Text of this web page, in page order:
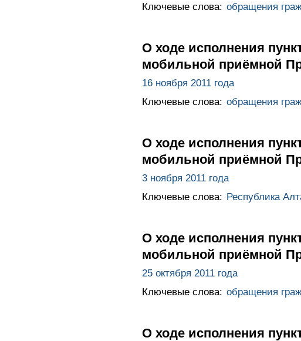
Ключевые слова: обращения
О ходе исполнения
мобильной приёмной
16 ноября 2011 года
Ключевые слова: обращения
О ходе исполнения
мобильной приёмной
3 ноября 2011 года
Ключевые слова: Республика
О ходе исполнения
мобильной приёмной
25 октября 2011 года
Ключевые слова: обращения
О ходе исполнения